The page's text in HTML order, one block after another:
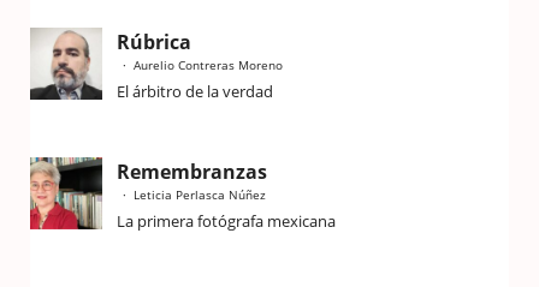
Rúbrica
Aurelio Contreras Moreno
El árbitro de la verdad
Remembranzas
Leticia Perlasca Núñez
La primera fotógrafa mexicana